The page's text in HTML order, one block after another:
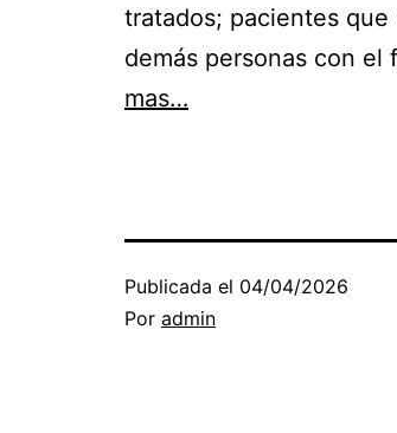
tratados; pacientes que
demás personas con
mas…
Publicada el 04/04/2026
Por admin